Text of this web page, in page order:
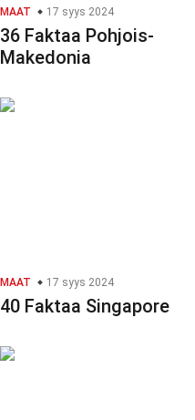
MAAT 17 syys 2024
36 Faktaa Pohjois-
Makedonia
MAAT 17 syys 2024
40 Faktaa Singapore